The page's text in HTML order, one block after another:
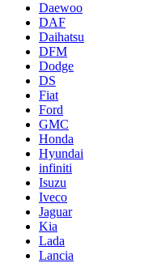
Daewoo
DAF
Daihatsu
DFM
Dodge
DS
Fiat
Ford
GMC
Honda
Hyundai
infiniti
Isuzu
Iveco
Jaguar
Kia
Lada
Lancia